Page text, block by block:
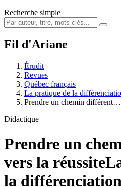
Recherche simple
Fil d'Ariane
Érudit
Revues
Québec français
La pratique de la
Prendre un chemin
Didactique
Prendre un
vers la réussite
la différenciation